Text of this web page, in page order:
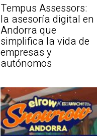
Tempus Assessors:
la asesoría digital en
Andorra que
simplifica la vida de
empresas y
autónomos